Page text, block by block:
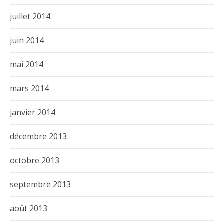
juillet 2014
juin 2014
mai 2014
mars 2014
janvier 2014
décembre 2013
octobre 2013
septembre 2013
août 2013